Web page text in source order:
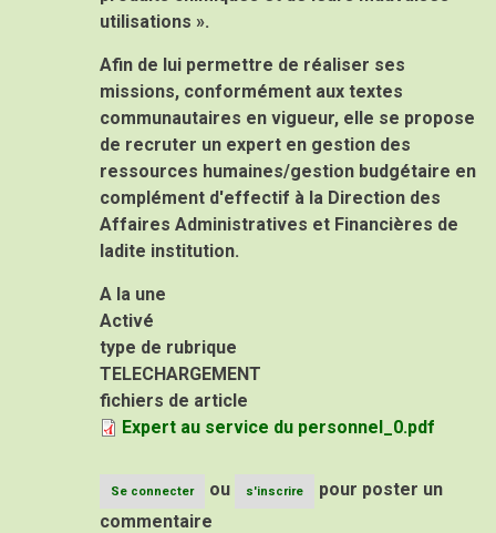
utilisations ».
Afin de lui permettre de réaliser ses
missions, conformément aux textes
communautaires en vigueur, elle se propose
de recruter un expert en gestion des
ressources humaines/gestion budgétaire en
complément d'effectif à la Direction des
Affaires Administratives et Financières de
ladite institution.
A la une
Activé
type de rubrique
TELECHARGEMENT
fichiers de article
Expert au service du personnel_0.pdf
Se connecter ou s'inscrire
pour poster un
commentaire